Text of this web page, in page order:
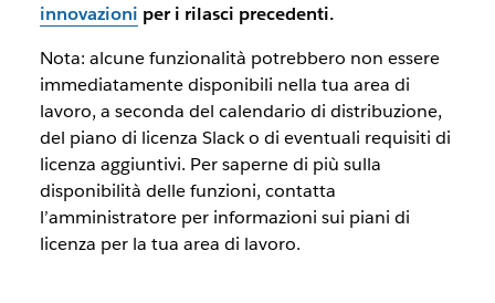
innovazioni per i rilasci precedenti.
Nota: alcune funzionalità potrebbero non essere
immediatamente disponibili nella tua area di
lavoro, a seconda del calendario di distribuzione,
del piano di licenza Slack o di eventuali requisiti di
licenza aggiuntivi. Per saperne di più sulla
disponibilità delle funzioni, contatta
l’amministratore per informazioni sui piani di
licenza per la tua area di lavoro.